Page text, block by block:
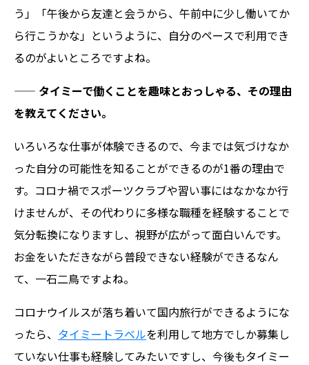
う」「午後から友達と会うから、午前中に少し働いてか
ら行こうかな」というように、自分のペースで利用でき
るのがよいところですよね。
—— タイミーで働くことを趣味とおっしゃる、その理由
を教えてください。
いろいろな仕事が体験できるので、今までは気づけなか
った自分の可能性を知ることができるのが1番の理由で
す。コロナ禍でスポーツクラブや習い事にはなかなか行
けませんが、その代わりに多様な職種を経験することで
気分転換になりますし、視野が広がって面白いんです。
お金をいただきながら普段できない経験ができるなん
て、一石二鳥ですよね。
コロナウイルスが落ち着いて国内旅行ができるようにな
ったら、 タイミートラベルを利用して地方でしか募集し
ていない仕事も経験してみたいですし、今後もタイミー